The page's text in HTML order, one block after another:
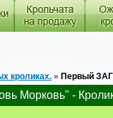
кроликах. » Первый
Морковь" -